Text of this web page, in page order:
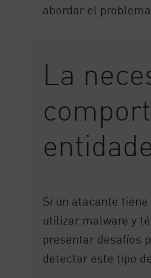
abordar el problema.
La
Si un atacante
utilizar malware y
presentar desafíos
detectar este tipo